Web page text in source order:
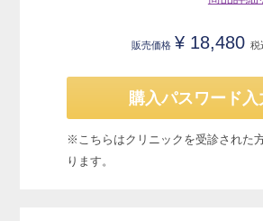
販売価格 ¥ 18,480 税
購入パスワード入
※こちらはクリニックを受診された
ります。